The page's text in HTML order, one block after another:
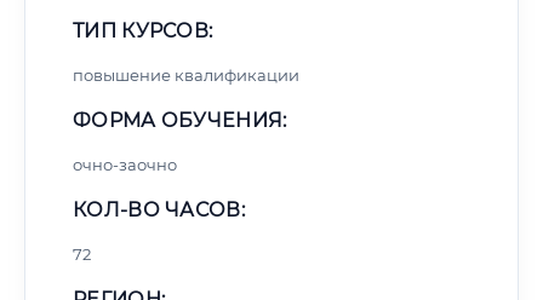
ТИП КУРСОВ:
повышение квалификации
ФОРМА ОБУЧЕНИЯ:
очно-заочно
КОЛ-ВО ЧАСОВ:
72